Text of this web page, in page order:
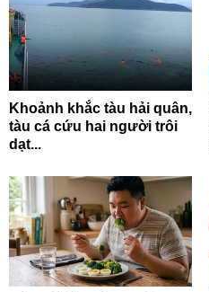
Khoảnh khắc tàu hải quân,
tàu cá cứu hai người trôi
dạt...